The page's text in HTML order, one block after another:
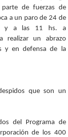
de fuerzas de
a un paro de 24 de
y a las 11 hs. a
realizar un abrazo
y en defensa de la
que son un
del Programa de
de los 400